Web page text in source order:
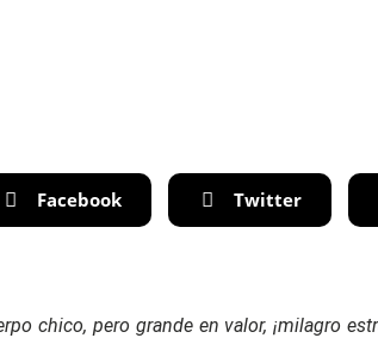
Facebook Twitter
chico, pero grande en valor, ¡milagro